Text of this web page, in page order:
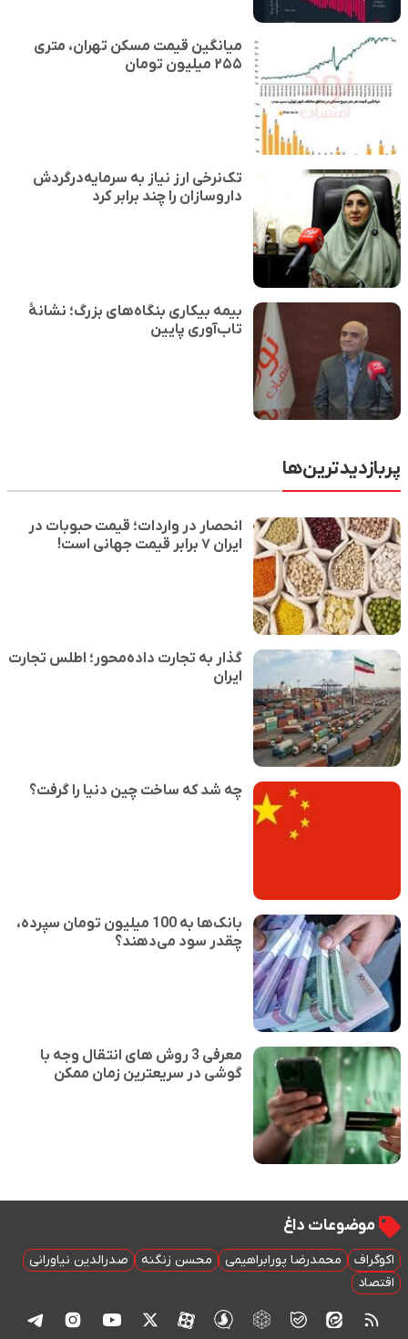
میانگین قیمت مسکن تهران، متری
۲۵۵ میلیون تومان
تک‌نرخی ارز نیاز به سرمایه‌درگردش
داروسازان را چند برابر کرد
بیمه بیکاری بنگاه‌های بزرگ؛ نشانهٔ
تاب‌آوری پایین
پربازدیدترین‌ها
انحصار در واردات؛ قیمت حبوبات در
ایران ۷ برابر قیمت جهانی است!
گذار به تجارت داده‌محور؛ اطلس تجارت
ایران
چه شد که ساخت چین دنیا را گرفت؟
بانک‌ها به 100 میلیون تومان سپرده،
چقدر سود می‌دهند؟
معرفی 3 روش های انتقال وجه با
گوشی در سریعترین زمان ممکن
موضوعات داغ
اکوگراف محمدرضا پورابراهیمی محسن زنگنه
صدرالدین نیاورانی
اقتصاد